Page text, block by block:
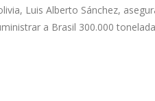
Luis Alberto Sánchez,
a Brasil 300.000